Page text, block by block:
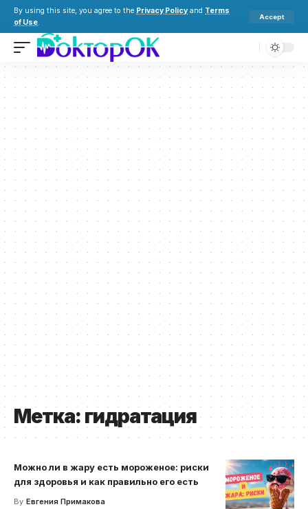
By using this site, you agree to the Privacy Policy and Terms
of Use.
Accept
Метка: гидратация
Можно ли в жару есть мороженое: риски
для здоровья и как правильно его есть
By Евгения Примакова